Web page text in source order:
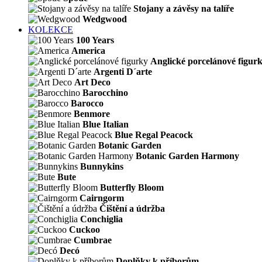
Stojany a závěsy na talíře
Wedgwood
KOLEKCE
100 Years
America
Anglické porcelánové
Argenti D´arte
Art Deco
Barocchino
Barocco
Benmore
Blue Italian
Blue Regal Peacock
Botanic Garden
Botanic Garden Harmony
Bunnykins
Bute
Butterfly Bloom
Cairngorm
Čištění a údržba
Conchiglia
Cuckoo
Cumbrae
Decó